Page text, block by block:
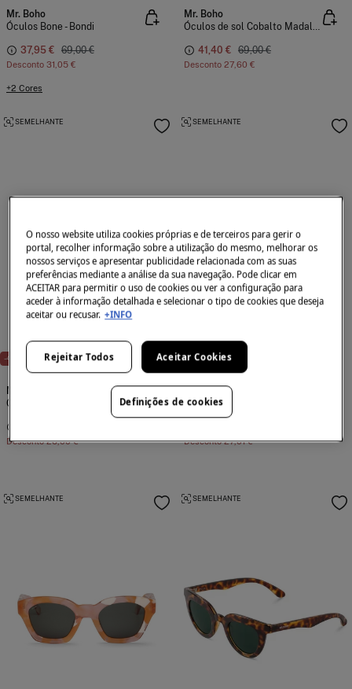
Mr. Boho
Óculos Bone - Bondi
37,95 € 69,00 €
Desconto 31,05 €
+2 Cores
Mr. Boho
Óculos de sol Cobalto Madalena
41,40 € 69,00 €
Desconto 27,60 €
-40% E
X
C
L
U
I
V
E
O
N
L
I
N
SEMELHANTE
Mr. Boho
Óculos de sol Black Seongsu
Desconto26,00 €
-39%
SEMELHANTE
Óculos de sol Treat - frelard
Desconto27,01 €
SEMELHANTE SEMELHANTE
O nosso website utiliza cookies próprias e de terceiros para gerir o
portal, recolher informação sobre a utilização do mesmo, melhorar os
nossos serviços e apresentar publicidade relacionada com as suas
preferências mediante a análise da sua navegação. Pode clicar em
ACEITAR para permitir o uso de cookies ou ver a configuração para
aceder à informação detalhada e selecionar o tipo de cookies que deseja
aceitar ou recusar. +INFO
Rejeitar Todos Aceitar Cookies
Definições de cookies